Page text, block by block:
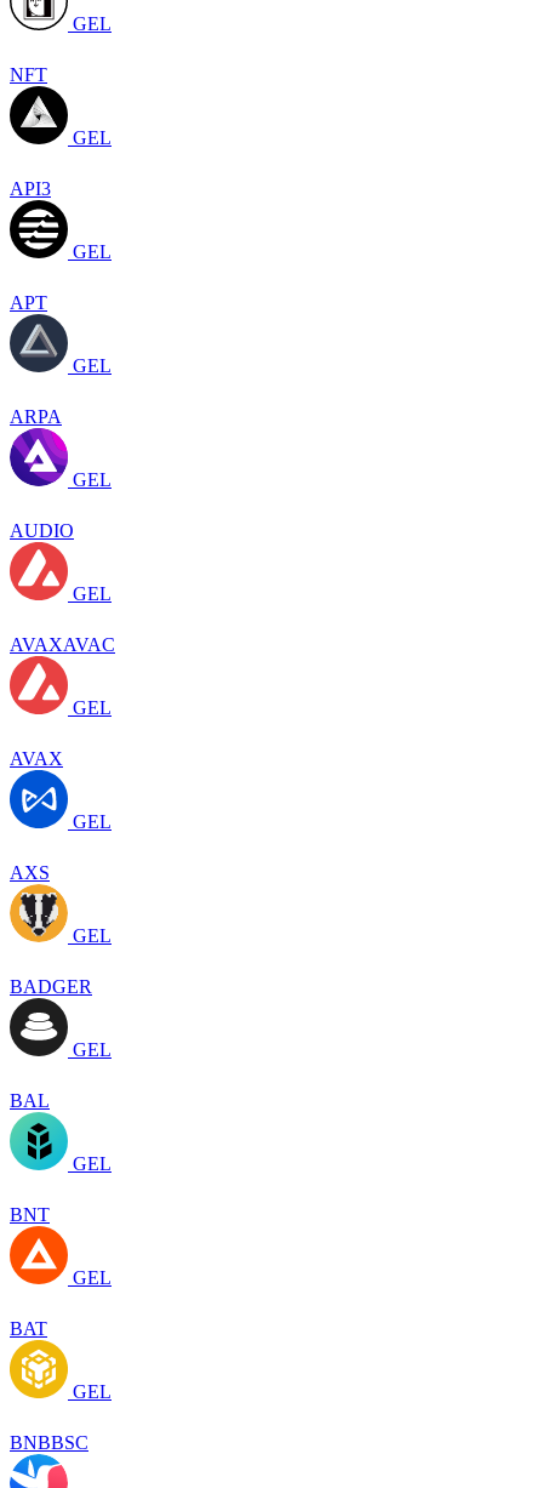
GEL
NFT
GEL
API3
GEL
APT
GEL
ARPA
GEL
AUDIO
GEL
AVAXAVAC
GEL
AVAX
GEL
AXS
GEL
BADGER
GEL
BAL
GEL
BNT
GEL
BAT
GEL
BNBBSC